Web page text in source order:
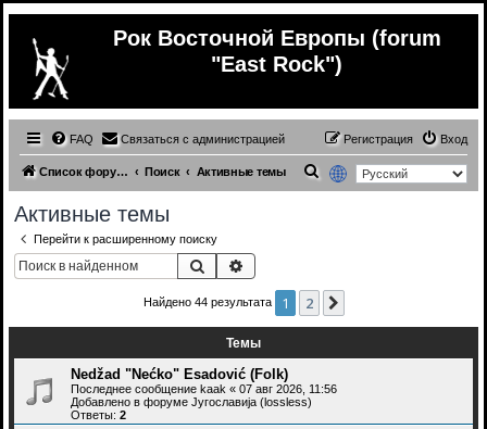
Рок Восточной Европы (forum
"East Rock")
FAQ Связаться с администрацией Вход
Регистрация
Список форумов Поиск Активные темы
Активные темы
Перейти к расширенному поиску
Поиск
Найдено 44 результата 1 2
Темы
Nedžad "Nećko" Esadović (Folk)
Последнее сообщение kaak « 07 авг 2026, 11:56
Добавлено в форуме Југославија (lossless)
Ответы: 2